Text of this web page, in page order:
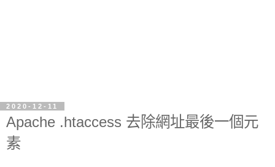
2020-12-11
Apache .htaccess 去除網址最後一個元
素